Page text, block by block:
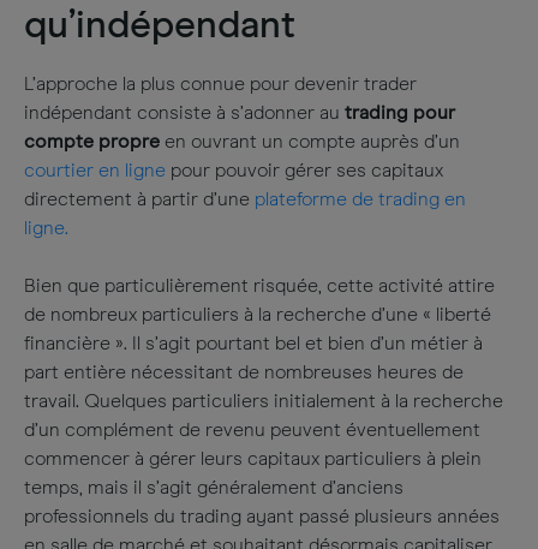
qu’indépendant
L’approche la plus connue pour devenir trader
indépendant consiste à s’adonner au trading pour
compte propre en ouvrant un compte auprès d’un
courtier en ligne pour pouvoir gérer ses capitaux
directement à partir d’une plateforme de trading en
ligne.
Bien que particulièrement risquée, cette activité attire
de nombreux particuliers à la recherche d’une « liberté
financière ». Il s’agit pourtant bel et bien d’un métier à
part entière nécessitant de nombreuses heures de
travail. Quelques particuliers initialement à la recherche
d’un complément de revenu peuvent éventuellement
commencer à gérer leurs capitaux particuliers à plein
temps, mais il s’agit généralement d’anciens
professionnels du trading ayant passé plusieurs années